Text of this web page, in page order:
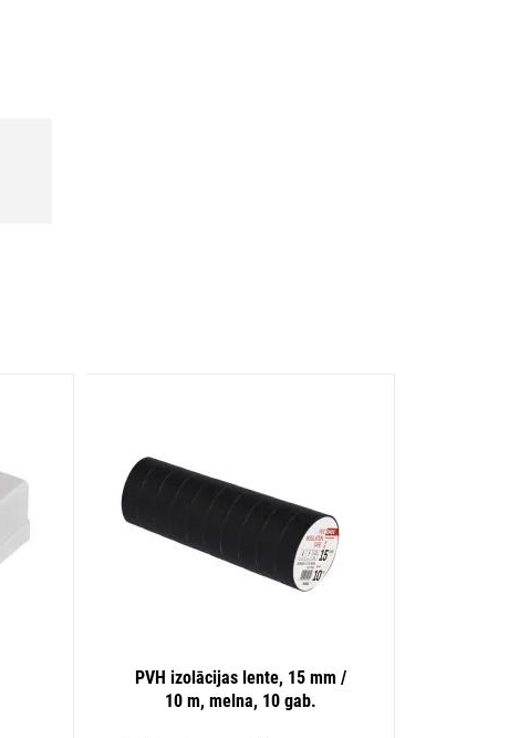
PVH izolācijas lente, 15 mm /
10 m, melna, 10 gab.